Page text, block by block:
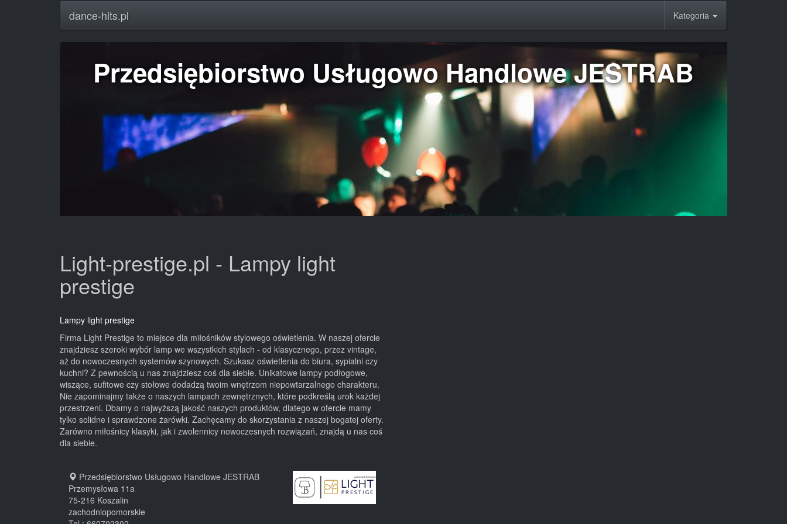
dance-hits.pl Kategoria
Przedsiębiorstwo Usługowo Handlowe JESTRAB
Light-prestige.pl - Lampy light
prestige
Lampy light prestige
Firma Light Prestige to miejsce dla miłośników stylowego oświetlenia. W naszej ofercie
znajdziesz szeroki wybór lamp we wszystkich stylach - od klasycznego, przez vintage,
aż do nowoczesnych systemów szynowych. Szukasz oświetlenia do biura, sypialni czy
kuchni? Z pewnością u nas znajdziesz coś dla siebie. Unikatowe lampy podłogowe,
wiszące, sufitowe czy stołowe dodadzą twoim wnętrzom niepowtarzalnego charakteru.
Nie zapominajmy także o naszych lampach zewnętrznych, które podkreślą urok każdej
przestrzeni. Dbamy o najwyższą jakość naszych produktów, dlatego w ofercie mamy
tylko solidne i sprawdzone żarówki. Zachęcamy do skorzystania z naszej bogatej oferty.
Zarówno miłośnicy klasyki, jak i zwolennicy nowoczesnych rozwiązań, znajdą u nas coś
dla siebie.
Przedsiębiorstwo Usługowo Handlowe JESTRAB
Przemysłowa 11a
75-216 Koszalin
zachodniopomorskie